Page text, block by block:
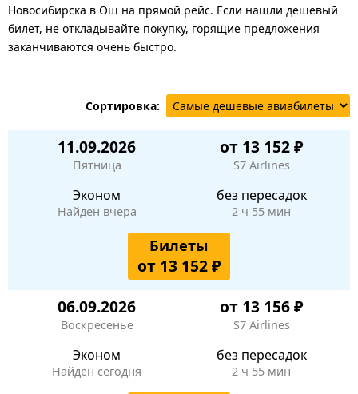
Новосибирска в Ош на прямой рейс. Если нашли дешевый
билет, не откладывайте покупку, горящие предложения
заканчиваются очень быстро.
Сортировка:
11.09.2026
Пятница
от 13 152 ₽
S7 Airlines
Эконом
Найден вчера
без пересадок
2 ч 55 мин
Билеты
от 13 152 ₽
06.09.2026
Воскресенье
от 13 156 ₽
S7 Airlines
Эконом
Найден сегодня
без пересадок
2 ч 55 мин